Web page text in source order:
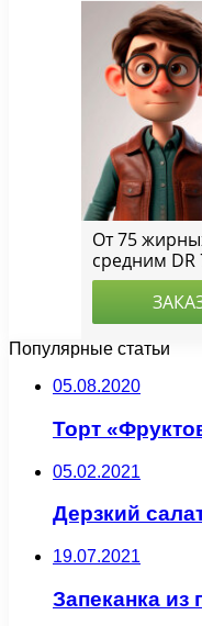
Популярные статьи
05.08.2020
Торт
05.02.2021
Дерзкий
19.07.2021
Запеканка